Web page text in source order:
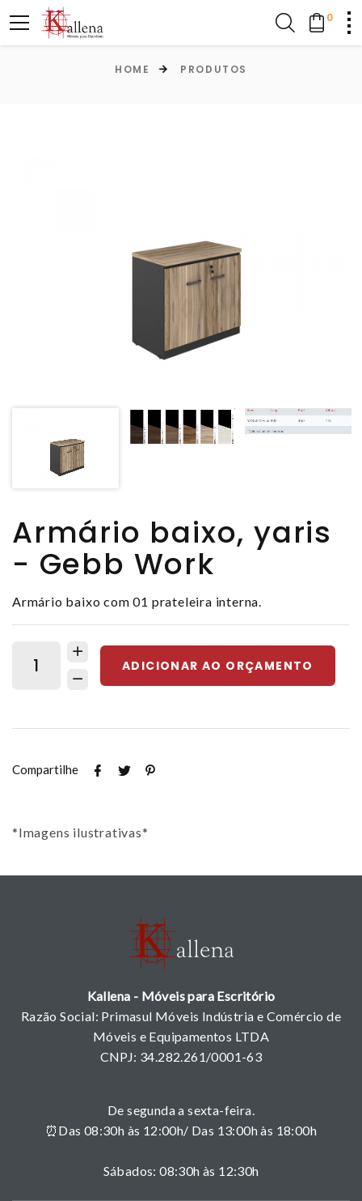
0
HOME PRODUTOS
Armário baixo, yaris
- Gebb Work
Armário baixo com 01 prateleira interna.
ADICIONAR AO ORÇAMENTO
Compartilhe
*Imagens ilustrativas*
Kallena - Móveis para Escritório
Razão Social: Primasul Móveis Indústria e Comércio de
Móveis e Equipamentos LTDA
CNPJ: 34.282.261/0001-63
De segunda a sexta-feira.
⏰Das 08:30h às 12:00h/ Das 13:00h às 18:00h
Sábados: 08:30h às 12:30h